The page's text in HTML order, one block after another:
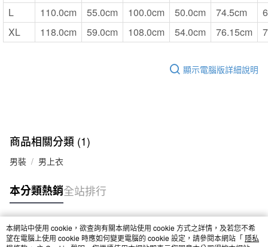
L
110.0cm 55.0cm 100.0cm 50.0cm 74.5cm
XL
118.0cm 59.0cm 108.0cm 54.0cm 76.15cm
顯示電腦版詳細說明
商品相關分類 (1)
男裝 男上衣
本分類熱銷全站排行
熱門標籤
本網站中使用 cookie，欲查詢有關本網站使用 cookie 方式之詳情，及若您不希
望在電腦上使用 cookie 時應如何變更電腦的 cookie 設定，請參閱本網站「 隱私